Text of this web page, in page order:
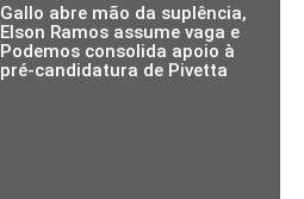
Gallo abre mão da suplência,
Elson Ramos assume vaga e
Podemos consolida apoio à
pré-candidatura de Pivetta